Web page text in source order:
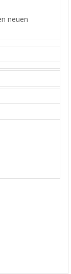
neuen